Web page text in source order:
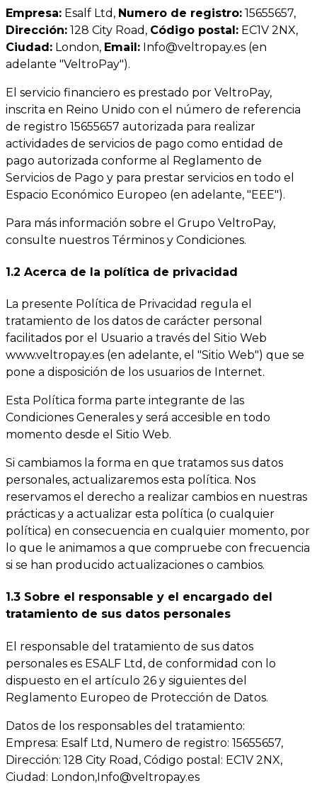
Empresa: Esalf Ltd, Numero de registro: 15655657,
Dirección: 128 City Road, Código postal: EC1V 2NX,
Ciudad: London, Email: Info@veltropay.es (en
adelante "VeltroPay").
El servicio financiero es prestado por VeltroPay,
inscrita en Reino Unido con el número de referencia
de registro 15655657 autorizada para realizar
actividades de servicios de pago como entidad de
pago autorizada conforme al Reglamento de
Servicios de Pago y para prestar servicios en todo el
Espacio Económico Europeo (en adelante, "EEE").
Para más información sobre el Grupo VeltroPay,
consulte nuestros Términos y Condiciones.
1.2 Acerca de la política de privacidad
La presente Política de Privacidad regula el
tratamiento de los datos de carácter personal
facilitados por el Usuario a través del Sitio Web
www.veltropay.es (en adelante, el "Sitio Web") que se
pone a disposición de los usuarios de Internet.
Esta Política forma parte integrante de las
Condiciones Generales y será accesible en todo
momento desde el Sitio Web.
Si cambiamos la forma en que tratamos sus datos
personales, actualizaremos esta política. Nos
reservamos el derecho a realizar cambios en nuestras
prácticas y a actualizar esta política (o cualquier
política) en consecuencia en cualquier momento, por
lo que le animamos a que compruebe con frecuencia
si se han producido actualizaciones o cambios.
1.3 Sobre el responsable y el encargado del
tratamiento de sus datos personales
El responsable del tratamiento de sus datos
personales es ESALF Ltd, de conformidad con lo
dispuesto en el artículo 26 y siguientes del
Reglamento Europeo de Protección de Datos.
Datos de los responsables del tratamiento:
Empresa: Esalf Ltd, Numero de registro: 15655657,
Dirección: 128 City Road, Código postal: EC1V 2NX,
Ciudad: London,Info@veltropay.es